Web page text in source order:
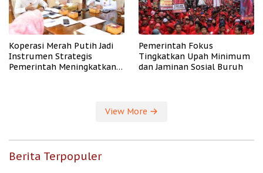
Koperasi Merah Putih Jadi
Instrumen Strategis
Pemerintah Meningkatkan
Pemerintah Fokus
Tingkatkan Upah Minimum
dan Jaminan Sosial Buruh
View More
Berita Terpopuler